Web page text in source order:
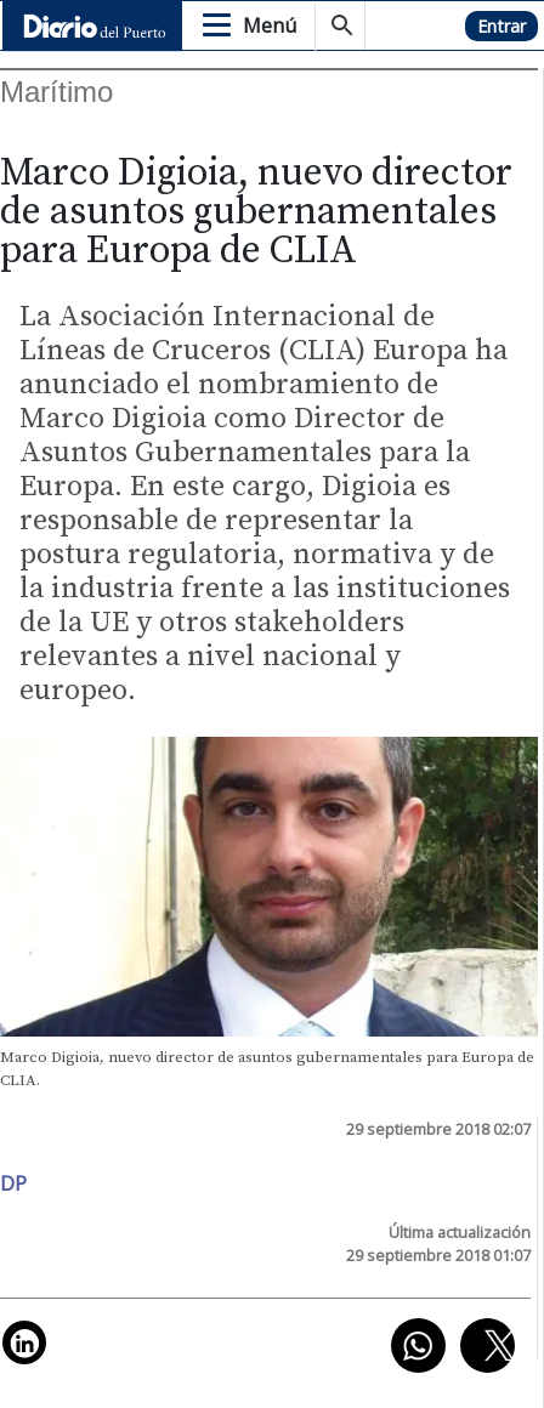
Menú Hemeroteca Entrar
Marítimo
Marco Digioia, nuevo director
de asuntos gubernamentales
para Europa de CLIA
La Asociación Internacional de
Líneas de Cruceros (CLIA) Europa ha
anunciado el nombramiento de
Marco Digioia como Director de
Asuntos Gubernamentales para la
Europa. En este cargo, Digioia es
responsable de representar la
postura regulatoria, normativa y de
la industria frente a las instituciones
de la UE y otros stakeholders
relevantes a nivel nacional y
europeo.
Marco Digioia, nuevo director de asuntos gubernamentales para Europa de
CLIA.
29 septiembre 2018 02:07
DP
Última actualización
29 septiembre 2018 01:07